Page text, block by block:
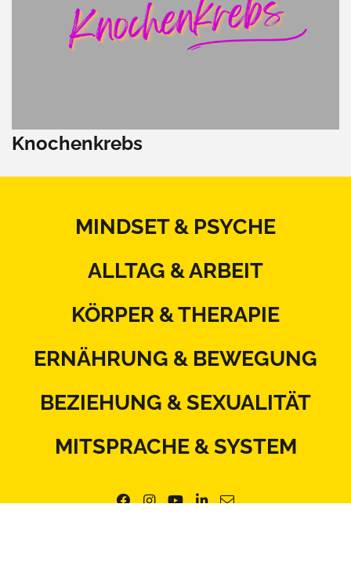
Knochenkrebs
MINDSET & PSYCHE
ALLTAG & ARBEIT
KÖRPER & THERAPIE
ERNÄHRUNG & BEWEGUNG
BEZIEHUNG & SEXUALITÄT
MITSPRACHE & SYSTEM